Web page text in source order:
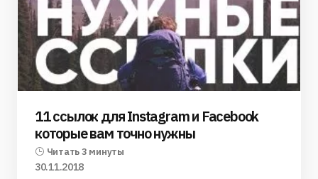
11 ссылок для Instagram и Facebook
которые вам точно нужны
Читать 3 минуты
30.11.2018